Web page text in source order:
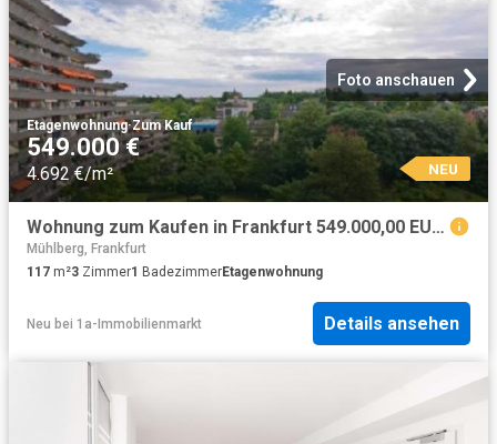
Foto anschauen
Etagenwohnung·Zum Kauf
549.000 €
4.692 €/m² NEU
Wohnung zum Kaufen in Frankfurt 549.000,00 EUR 117 m²
Mühlberg, Frankfurt
117 m²3 Zimmer1 BadezimmerEtagenwohnung
Neu bei 1a-Immobilienmarkt Details ansehen